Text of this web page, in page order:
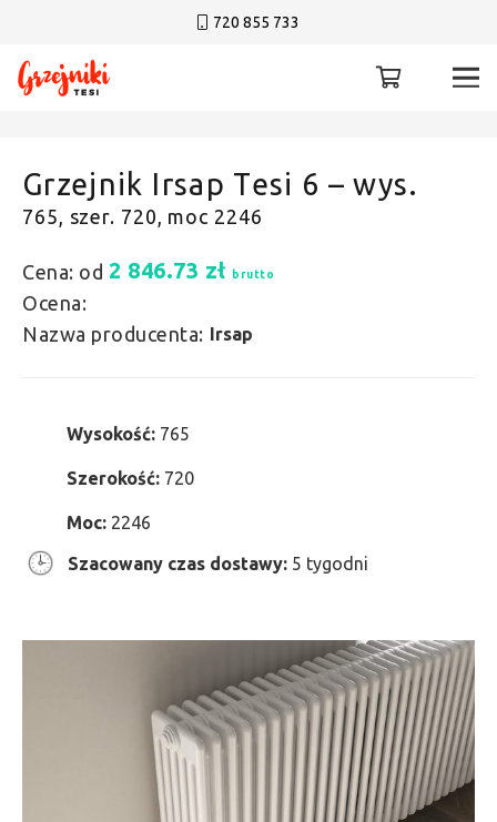
720 855 733
Grzejnik Irsap Tesi 6 – wys.
765, szer. 720, moc 2246
Cena: od 2 846.73 zł brutto
Ocena:
Nazwa producenta: Irsap
Wysokość: 765
Szerokość: 720
Moc: 2246
Szacowany czas dostawy: 5 tygodni